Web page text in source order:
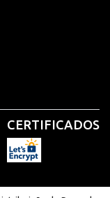
CERTIFICADOS